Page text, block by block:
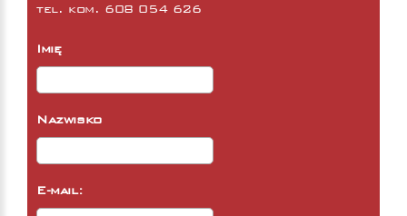
tel. kom. 608 054 626
Imię
Nazwisko
E-mail: